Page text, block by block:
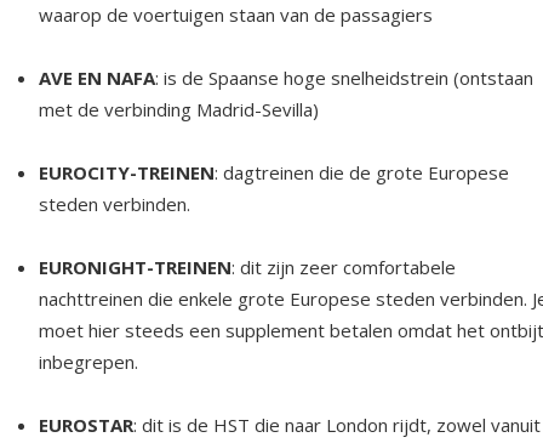
waarop de voertuigen staan van de passagiers
AVE EN NAFA: is de Spaanse hoge snelheidstrein (ontstaan
met de verbinding Madrid-Sevilla)
EUROCITY-TREINEN: dagtreinen die de grote Europese
steden verbinden.
EURONIGHT-TREINEN: dit zijn zeer comfortabele
nachttreinen die enkele grote Europese steden verbinden.
moet hier steeds een supplement betalen omdat het
inbegrepen.
EUROSTAR: dit is de HST die naar London rijdt, zowel vanuit